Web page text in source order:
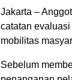
Jakarta –
catatan
mobilitas
Sebelum